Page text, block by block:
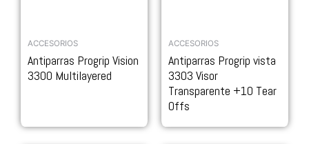
ACCESORIOS
Antiparras Progrip Vision
3300 Multilayered
ACCESORIOS
Antiparras Progrip vista
3303 Visor
Transparente +10 Tear
Offs